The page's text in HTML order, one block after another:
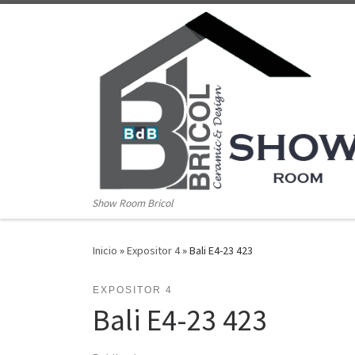
Show Room Bricol
Inicio »Expositor 4»Bali E4-23 423
EXPOSITOR 4
Bali E4-23 423